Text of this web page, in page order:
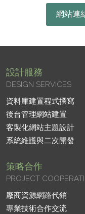
網站連
設計服務
DESIGN SERVICES
資料庫建置程式撰寫
後台管理網站建置
客製化網站主題設計
系統維護與二次開發
策略合作
PROJECT
廠商資源網路代銷
專業技術合作交流